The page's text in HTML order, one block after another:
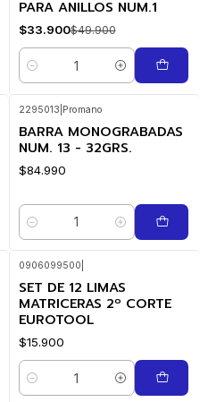
PARA ANILLOS NUM.1
$33.900$49.900
Cantidad
2295013 Promano
BARRA MONOGRABADAS
NUM. 13 - 32GRS.
$84.990
Cantidad
0906099500
SET DE 12 LIMAS
MATRICERAS 2º CORTE
EUROTOOL
$15.900
Cantidad